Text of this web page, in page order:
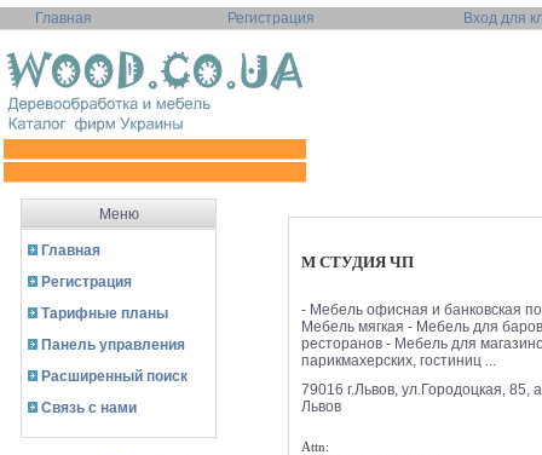
Главная Регистрация Вход для
Меню
Главная
Регистрация
Тарифные планы
Панель управления
Расширенный поиск
Связь с нами
М СТУДИЯ ЧП
- Мебель офисная и банковская
Мебель мягкая - Мебель для
ресторанов - Мебель для
парикмахерских, гостиниц ...
79016 г.Львов, ул.Городоцкая, 85,
Львов
Attn: